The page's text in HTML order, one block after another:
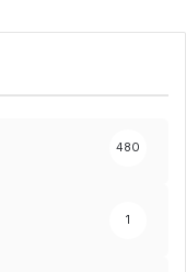
480
1